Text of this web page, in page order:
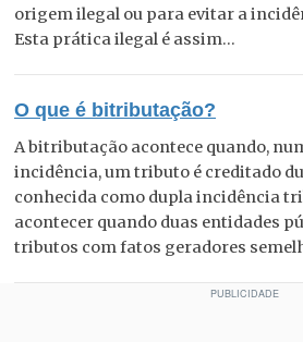
origem ilegal ou para evitar a
Esta prática ilegal é assim...
O que é bitributação?
A bitributação acontece quando,
incidência, um tributo é creditado
conhecida como dupla incidência
acontecer quando duas entidades
tributos com fatos geradores